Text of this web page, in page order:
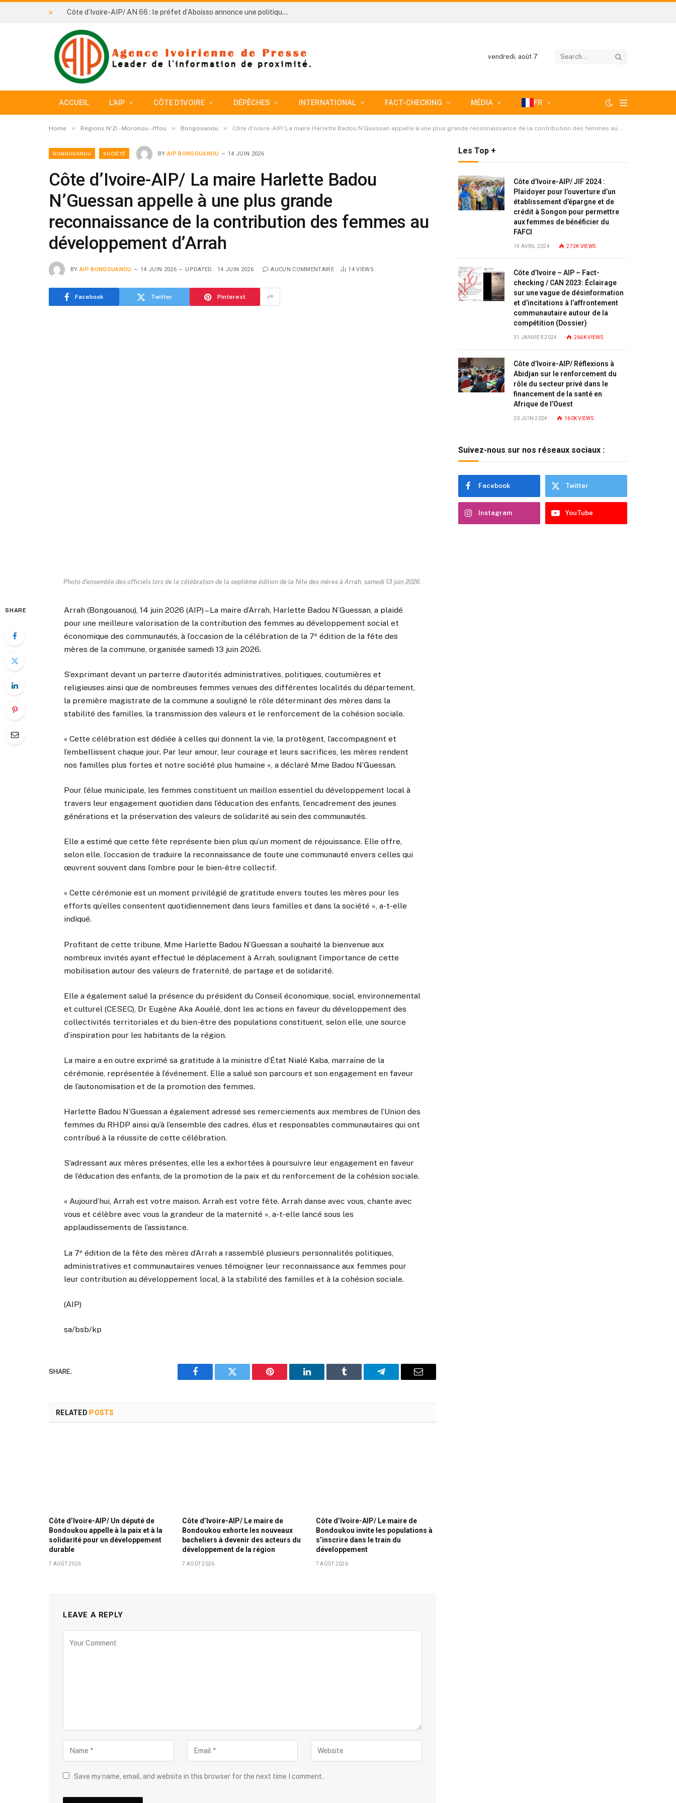
> Côte d’Ivoire-AIP/ AN 66 : le préfet d’Aboisso annonce une politique de « tolérance zéro » dans la lutte contre l’orpaillage illicite et le transvasement clandestin du gaz
vendredi, août 7
ACCUEIL L’AIP CÔTE D’IVOIRE DÉPÊCHES INTERNATIONAL FACT-CHECKING MÉDIA FR
Home » Régions N'Zi - Moronou - Iffou » Bongouanou » Côte d’Ivoire-AIP/ La maire Harlette Badou N’Guessan appelle à une plus grande reconnaissance de la contribution des femmes au développement d’Arrah
BONGOUANOU SOCIÉTÉ BY AIP BONGOUANOU 14 JUIN 2026
Côte d’Ivoire-AIP/ La maire Harlette Badou
N’Guessan appelle à une plus grande
reconnaissance de la contribution des femmes au
développement d’Arrah
BY AIP BONGOUANOU 14 JUIN 2026 UPDATED: 14 JUIN 2026 AUCUN COMMENTAIRE 14VIEWS
Facebook Twitter Pinterest
Photo d'ensemble des officiels lors de la célébration de la septième édition de la fête des mères à Arrah, samedi 13 juin 2026.
SHARE
Arrah (Bongouanou), 14 juin 2026 (AIP) – La maire d’Arrah, Harlette Badou N’Guessan, a plaidé
pour une meilleure valorisation de la contribution des femmes au développement social et
économique des communautés, à l’occasion de la célébration de la 7ᵉ édition de la fête des
mères de la commune, organisée samedi 13 juin 2026.
S’exprimant devant un parterre d’autorités administratives, politiques, coutumières et
religieuses ainsi que de nombreuses femmes venues des différentes localités du département,
la première magistrate de la commune a souligné le rôle déterminant des mères dans la
stabilité des familles, la transmission des valeurs et le renforcement de la cohésion sociale.
« Cette célébration est dédiée à celles qui donnent la vie, la protègent, l’accompagnent et
l’embellissent chaque jour. Par leur amour, leur courage et leurs sacrifices, les mères rendent
nos familles plus fortes et notre société plus humaine », a déclaré Mme Badou N’Guessan.
Pour l’élue municipale, les femmes constituent un maillon essentiel du développement local à
travers leur engagement quotidien dans l’éducation des enfants, l’encadrement des jeunes
générations et la préservation des valeurs de solidarité au sein des communautés.
Elle a estimé que cette fête représente bien plus qu’un moment de réjouissance. Elle offre,
selon elle, l’occasion de traduire la reconnaissance de toute une communauté envers celles qui
œuvrent souvent dans l’ombre pour le bien-être collectif.
« Cette cérémonie est un moment privilégié de gratitude envers toutes les mères pour les
efforts qu’elles consentent quotidiennement dans leurs familles et dans la société », a-t-elle
indiqué.
Profitant de cette tribune, Mme Harlette Badou N’Guessan a souhaité la bienvenue aux
nombreux invités ayant effectué le déplacement à Arrah, soulignant l’importance de cette
mobilisation autour des valeurs de fraternité, de partage et de solidarité.
Elle a également salué la présence du président du Conseil économique, social, environnemental
et culturel (CESEC), Dr Eugène Aka Aouélé, dont les actions en faveur du développement des
collectivités territoriales et du bien-être des populations constituent, selon elle, une source
d’inspiration pour les habitants de la région.
La maire a en outre exprimé sa gratitude à la ministre d’État Nialé Kaba, marraine de la
cérémonie, représentée à l’événement. Elle a salué son parcours et son engagement en faveur
de l’autonomisation et de la promotion des femmes.
Harlette Badou N’Guessan a également adressé ses remerciements aux membres de l’Union des
femmes du RHDP ainsi qu’à l’ensemble des cadres, élus et responsables communautaires qui ont
contribué à la réussite de cette célébration.
S’adressant aux mères présentes, elle les a exhortées à poursuivre leur engagement en faveur
de l’éducation des enfants, de la promotion de la paix et du renforcement de la cohésion sociale.
« Aujourd’hui, Arrah est votre maison. Arrah est votre fête. Arrah danse avec vous, chante avec
vous et célèbre avec vous la grandeur de la maternité », a-t-elle lancé sous les
applaudissements de l’assistance.
La 7ᵉ édition de la fête des mères d’Arrah a rassemblé plusieurs personnalités politiques,
administratives et communautaires venues témoigner leur reconnaissance aux femmes pour
leur contribution au développement local, à la stabilité des familles et à la cohésion sociale.
(AIP)
sa/bsb/kp
SHARE.
Facebook Twitter Pinterest LinkedIn Tumblr Telegram Email
RELATED POSTS
Côte d’Ivoire-AIP/ Un député de
Bondoukou appelle à la paix et à la
solidarité pour un développement
durable
7 AOÛT 2026
Côte d’Ivoire-AIP/ Le maire de
Bondoukou exhorte les nouveaux
bacheliers à devenir des acteurs du
développement de la région
7 AOÛT 2026
Côte d’Ivoire-AIP/ Le maire de
Bondoukou invite les populations à
s’inscrire dans le train du
développement
7 AOÛT 2026
LEAVE A REPLY
Save my name, email, and website in this browser for the next time I comment.
Les Top +
Côte d’Ivoire-AIP/ JIF 2024 :
Plaidoyer pour l’ouverture d’un
établissement d’épargne et de
crédit à Songon pour permettre
aux femmes de bénéficier du
FAFCI
14 AVRIL 2024 273K VIEWS
Côte d’Ivoire – AIP – Fact-
checking / CAN 2023: Éclairage
sur une vague de désinformation
et d’incitations à l’affrontement
communautaire autour de la
compétition (Dossier)
31 JANVIER 2024 266KVIEWS
Côte d’Ivoire-AIP/ Réflexions à
Abidjan sur le renforcement du
rôle du secteur privé dans le
financement de la santé en
Afrique de l’Ouest
20 JUIN 2024 160KVIEWS
Suivez-nous sur nos réseaux sociaux :
Facebook Twitter
Instagram YouTube